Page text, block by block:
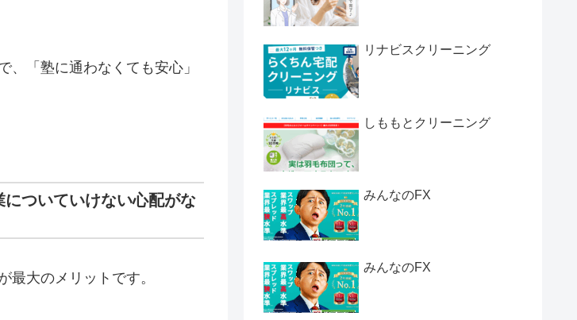
、「塾に通わなくても安心」
ついていけない心配がな
最大のメリットです。
リナビスクリーニング
しももとクリーニング
みんなのFX
みんなのFX